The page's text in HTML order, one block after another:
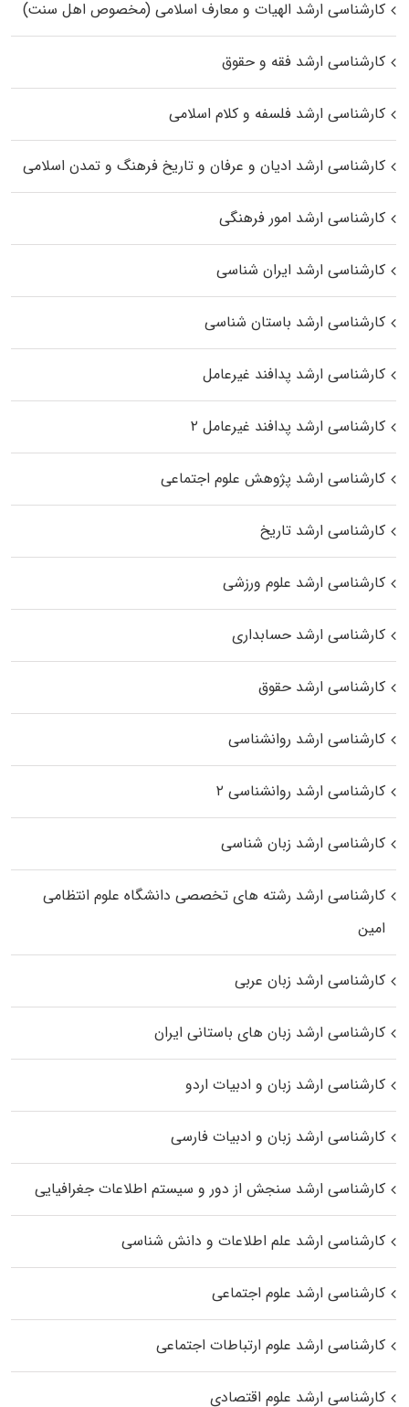
کارشناسی ارشد الهیات و معارف اسلامی (مخصوص اهل سنت)
کارشناسی ارشد فقه و حقوق
کارشناسی ارشد فلسفه و کلام اسلامی
کارشناسی ارشد ادیان و عرفان و تاریخ فرهنگ و تمدن اسلامی
کارشناسی ارشد امور فرهنگی
کارشناسی ارشد ایران شناسی
کارشناسی ارشد باستان شناسی
کارشناسی ارشد پدافند غیرعامل
کارشناسی ارشد پدافند غیرعامل ۲
کارشناسی ارشد پژوهش علوم اجتماعی
کارشناسی ارشد تاریخ
کارشناسی ارشد علوم ورزشی
کارشناسی ارشد حسابداری
کارشناسی ارشد حقوق
کارشناسی ارشد روانشناسی
کارشناسی ارشد روانشناسی ۲
کارشناسی ارشد زبان شناسی
کارشناسی ارشد رﺷﺘﻪ ﻫﺎی تخصصی داﻧﺸﮕﺎه ﻋﻠﻮم انتظامی
اﻣﻴﻦ
کارشناسی ارشد زبان عربی
کارشناسی ارشد زبان‌ های باستانی ایران
کارشناسی ارشد زبان و ادبیات اردو
کارشناسی ارشد زبان و ادبیات فارسی
کارشناسی ارشد سنجش از دور و سیستم اطلاعات جغرافیایی
کارشناسی ارشد علم اطلاعات و دانش شناسی
کارشناسی ارشد علوم اجتماعی
کارشناسی ارشد علوم ارتباطات اجتماعی
کارشناسی ارشد علوم اقتصادی